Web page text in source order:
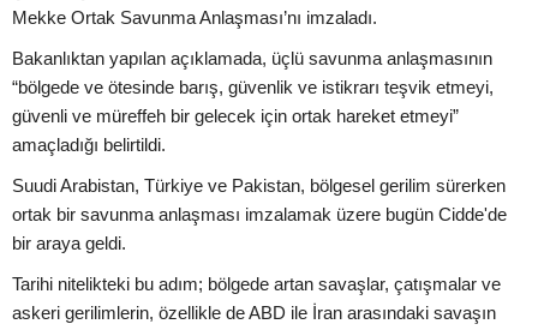
Mekke Ortak Savunma Anlaşması’nı imzaladı.
Bakanlıktan yapılan açıklamada, üçlü savunma anlaşmasının
“bölgede ve ötesinde barış, güvenlik ve istikrarı teşvik etmeyi,
güvenli ve müreffeh bir gelecek için ortak hareket etmeyi”
amaçladığı belirtildi.
Suudi Arabistan, Türkiye ve Pakistan, bölgesel gerilim sürerken
ortak bir savunma anlaşması imzalamak üzere bugün Cidde'de
bir araya geldi.
Tarihi nitelikteki bu adım; bölgede artan savaşlar, çatışmalar ve
askeri gerilimlerin, özellikle de ABD ile İran arasındaki savaşın